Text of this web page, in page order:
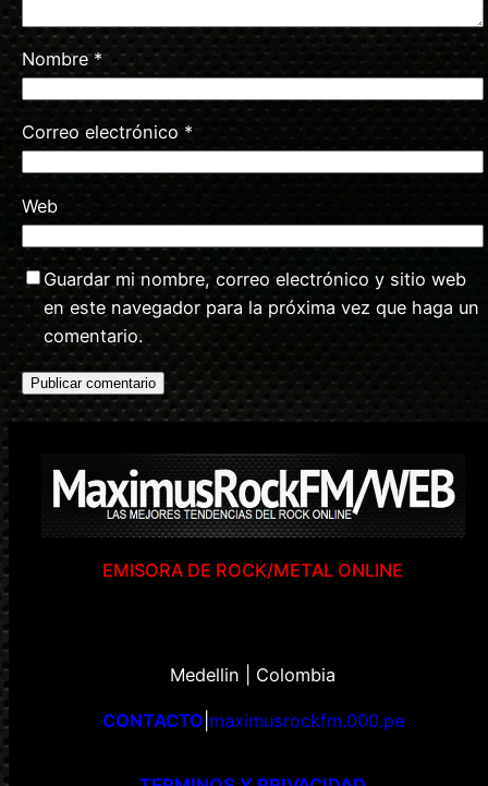
Nombre*
Correo electrónico *
Web
Guardar mi nombre, correo electrónico y sitio web
en este navegador para la próxima vez que haga un
comentario.
EMISORA DE ROCK/METAL ONLINE
Medellin | Colombia
CONTACTO maximusrockfm.000.pe